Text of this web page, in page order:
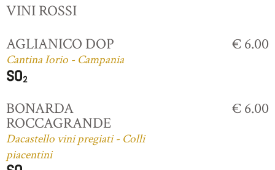
VINI ROSSI
AGLIANICO DOP
Cantina Iorio - Campania
€ 6.00
BONARDA
ROCCAGRANDE
Dacastello vini pregiati - Colli
piacentini
€ 6.00